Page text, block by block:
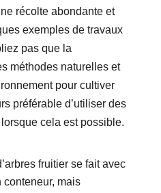
récolte abondante et
exemples de travaux
pas que la
méthodes naturelles et
pour cultiver
préférable d’utiliser des
cela est possible.
fruitier se fait avec
mais